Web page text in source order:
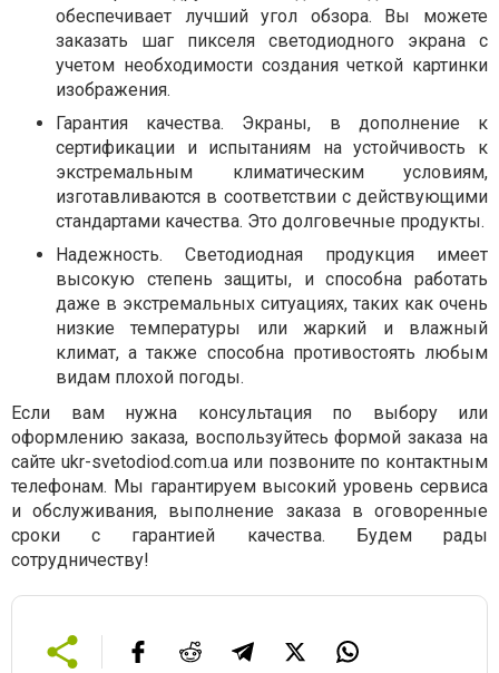
обеспечивает лучший угол обзора. Вы можете
заказать шаг пикселя светодиодного экрана с
учетом необходимости создания четкой картинки
изображения.
Гарантия качества. Экраны, в дополнение к
сертификации и испытаниям на устойчивость к
экстремальным климатическим условиям,
изготавливаются в соответствии с действующими
стандартами качества. Это долговечные продукты.
Надежность. Светодиодная продукция имеет
высокую степень защиты, и способна работать
даже в экстремальных ситуациях, таких как очень
низкие температуры или жаркий и влажный
климат, а также способна противостоять любым
видам плохой погоды.
Если вам нужна консультация по выбору или
оформлению заказа, воспользуйтесь формой заказа на
сайте ukr-svetodiod.com.ua или позвоните по контактным
телефонам. Мы гарантируем высокий уровень сервиса
и обслуживания, выполнение заказа в оговоренные
сроки с гарантией качества. Будем рады
сотрудничеству!